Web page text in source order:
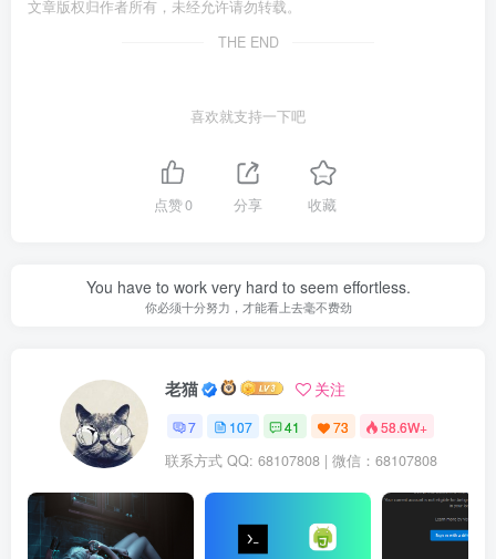
文章版权归作者所有，未经允许请勿转载。
THE END
喜欢就支持一下吧
点赞0 分享 收藏
You have to work very hard to seem effortless.
你必须十分努力，才能看上去毫不费劲
老猫 关注
7 107 41 73 58.6W+
联系方式 QQ: 68107808 | 微信：68107808